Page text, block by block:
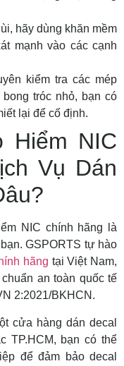
hãy dùng khăn mềm
mạnh vào các cạnh
kiểm tra các mép
tróc nhỏ, bạn có
lại để cố định.
Hiểm NIC
Vụ Dán
NIC chính hãng là
GSPORTS tự hào
hãng tại Việt Nam,
an toàn quốc tế
2:2021/BKHCN.
cửa hàng dán decal
TP.HCM, bạn có thể
để đảm bảo decal